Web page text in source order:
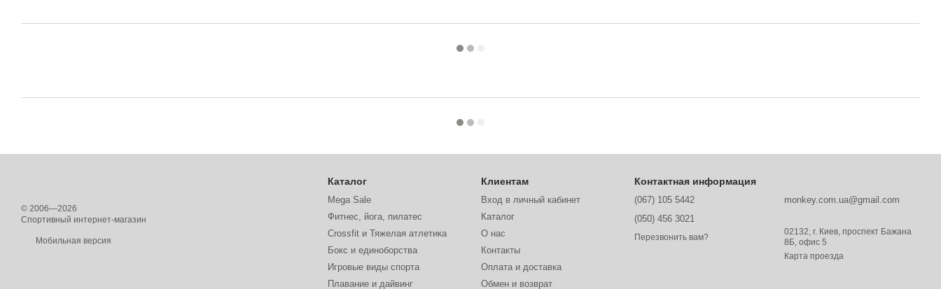
© 2006—2026
Спортивный интернет-магазин
Мобильная версия
Каталог
Mega Sale
Фитнес, йога, пилатес
Crossfit и Тяжелая атлетика
Бокс и единоборства
Игровые виды спорта
Плавание и дайвинг
Клиентам
Вход в личный кабинет
Каталог
О нас
Контакты
Оплата и доставка
Обмен и возврат
Контактная информация
(067) 105 5442
(050) 456 3021
Перезвонить вам?
monkey.com.ua@gmail.com
02132, г. Киев, проспект Бажана
8Б, офис 5
Карта проезда